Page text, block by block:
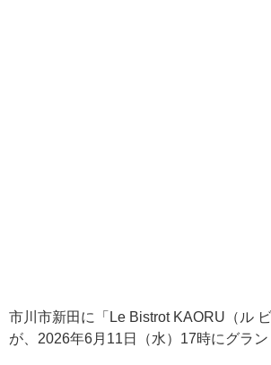
市川市新田に「Le Bistrot KAORU（ル
が、2026年6月11日（水）17時にグラン